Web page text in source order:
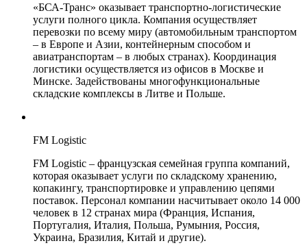
«БСА-Транс» оказывает транспортно-логистические
услуги полного цикла. Компания осуществляет
перевозки по всему миру (автомобильным транспортом
– в Европе и Азии, контейнерным способом и
авиатранспортам – в любых странах). Координация
логистики осуществляется из офисов в Москве и
Минске. Задействованы многофункциональные
складские комплексы в Литве и Польше.
FM Logistic
FM Logistic – французская семейная группа компаний,
которая оказывает услуги по складскому хранению,
копакингу, транспортировке и управлению цепями
поставок. Персонал компании насчитывает около 14 000
человек в 12 странах мира (Франция, Испания,
Португалия, Италия, Польша, Румыния, Россия,
Украина, Бразилия, Китай и другие).